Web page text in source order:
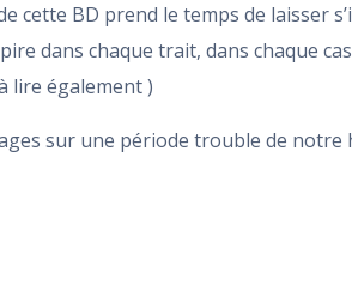
cette BD prend le temps de laisser
dans chaque trait, dans chaque
lire également )
sur une période trouble de notre